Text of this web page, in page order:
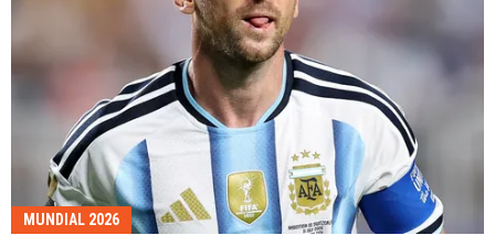
MUNDIAL 2026